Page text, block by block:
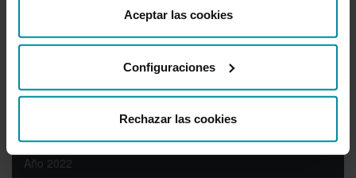
Aceptar las cookies
Configuraciones
Rechazar las cookies
Año 2026
Año 2022